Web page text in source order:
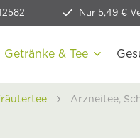
Nur 5,49 €
Getränke & Tee
Arzneitee,